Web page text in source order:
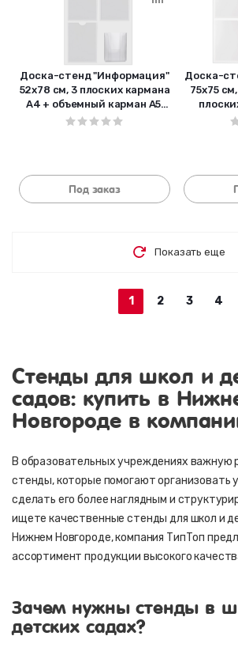
Доска-стенд "Информация"
52х78 см, 3 плоских кармана
А4 + объемный карман А5,
BRAUBERG, 291011
Под заказ
Доска-
75х75
ЭКОНОМ,
Показать еще
1 2 3 4
Стенды для школ и
садов: купить в
Новгороде в
В образовательных учреждениях важную
стенды, которые помогают организовать
сделать его более наглядным и
ищете качественные стенды для школ и
Нижнем Новгороде, компания ТипТоп
ассортимент продукции высокого
Зачем нужны стенды в
детских садах?